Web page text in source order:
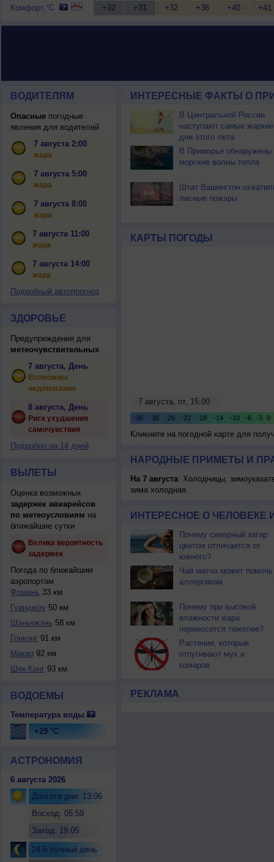
Комфорт,°C
+32
+31
+32
+36
+40
+41
ВОДИТЕЛЯМ
Опасныепогодные
явления для водителей
7 августа 2:00
жара
7 августа 5:00
жара
7 августа 8:00
жара
7 августа 11:00
жара
7 августа 14:00
жара
Подробный автопрогноз
ЗДОРОВЬЕ
Предупреждения для
метеочувствительных
7 августа, День
Возможны
недомогания
8 августа, День
Риск ухудшения
самочувствия
Подробно на 14 дней
ВЫЛЕТЫ
Оценка возможных
задержек авиарейсов
по метеоусловиям на
ближайшие сутки
Велика вероятность
задержек
Погода по ближайшим
аэропортам
Фошань 33 км
Гуанджоу 50 км
Шэньчжэнь 58 км
Гонконг 91 км
Макао92 км
Шек-Конг 93 км
ВОДОЕМЫ
Температура воды
+29 °C
АСТРОНОМИЯ
6 августа 2026
Долгота дня: 13:06
Восход: 05:59
Заход: 19:05
24-й лунный день
ИНТЕРЕСНЫЕ ФАКТЫ О
В Центральной России
наступают самые жаркие
дни этого лета
В Приморье обнаружены
морские волны тепла
Штат Вашингтон
лесные пожары
КАРТЫ ПОГОДЫ
Кликните на погодной карте для
НАРОДНЫЕ ПРИМЕТЫ И
На 7 августа: Холодницы,
зима холодная.
ИНТЕРЕСНОЕ О ЧЕЛОВЕКЕ
Почему северный загар
цветом отличается от
южного?
Чай матча может помочь
аллергикам
Почему при высокой
влажности жара
переносится тяжелее?
Растения, которые
отпугивают мух и
комаров
РЕКЛАМА